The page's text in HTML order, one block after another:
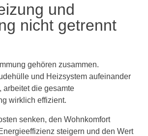
und
nicht getrennt
gehören zusammen.
und Heizsystem aufeinander
arbeitet die gesamte
wirklich effizient.
senken, den Wohnkomfort
steigern und den Wert